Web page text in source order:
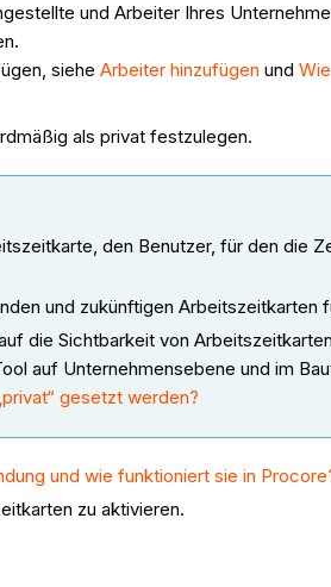
und Arbeiter Ihres
sieheArbeiter hinzufügen und
als privat festzulegen.
den Benutzer, für den die
und zukünftigen
die Sichtbarkeit von
auf Unternehmensebene und im
gesetzt werden?
und wie funktioniert sie in
zu aktivieren.